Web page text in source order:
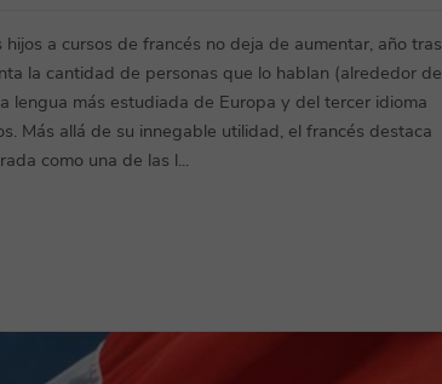
a cursos de francés no deja de aumentar, año tras
la cantidad de personas que lo hablan (alrededor de
lengua más estudiada de Europa y del tercer idioma
Más allá de su innegable utilidad, el francés destaca
como una de las l...